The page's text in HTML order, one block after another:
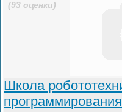
(93 оценки)
Школа